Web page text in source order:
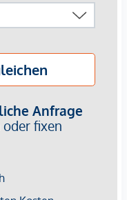
Informationen
dem Vermittler und